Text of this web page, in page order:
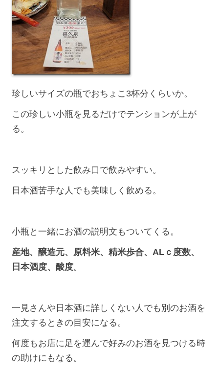
珍しいサイズの瓶でおちょこ3杯分くらいか。
この珍しい小瓶を見るだけでテンションが上が
る。
スッキリとした飲み口で飲みやすい。
日本酒苦手な人でも美味しく飲める。
小瓶と一緒にお酒の説明文もついてくる。
産地、醸造元、原料米、精米歩合、ALｃ度数、
日本酒度、酸度。
一見さんや日本酒に詳しくない人でも別のお酒を
注文するときの目安になる。
何度もお店に足を運んで好みのお酒を見つける時
の助けにもなる。